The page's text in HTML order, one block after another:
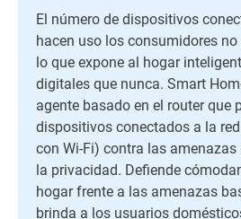
El número de dispositivos
hacen uso los consumidores
lo que expone al hogar
digitales que nunca. Smart
agente basado en el router que
dispositivos conectados a la
con Wi-Fi) contra las
la privacidad. Defiende
hogar frente a las amenazas
brinda a los usuarios